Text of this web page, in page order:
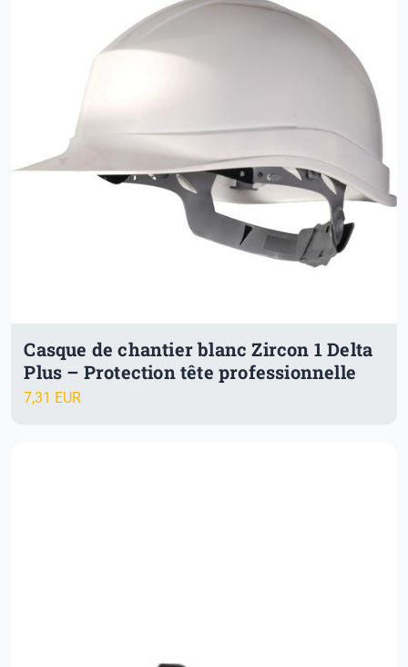
Casque de chantier blanc Zircon 1 Delta
Plus – Protection tête professionnelle
7,31 EUR